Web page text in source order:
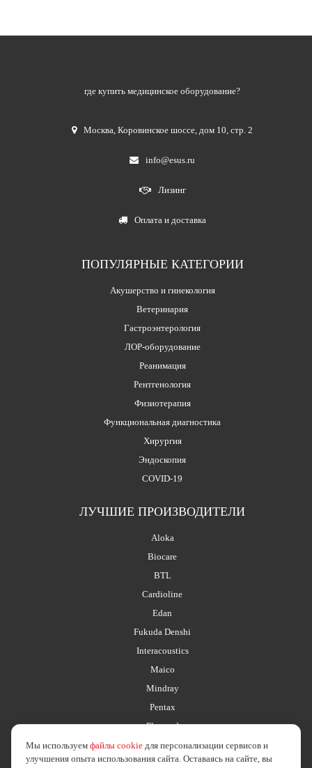
где купить медицинское оборудование?
Москва,Коровинское шоссе, дом 10, стр. 2
info@esus.ru
Лизинг
Оплата и доставка
ПОПУЛЯРНЫЕ КАТЕГОРИИ
Акушерство и гинекология
Ветеринария
Гастроэнтерология
ЛОР-оборудование
Реанимация
Рентгенология
Физиотерапия
Функциональная диагностика
Хирургия
Эндоскопия
COVID-19
ЛУЧШИЕ ПРОИЗВОДИТЕЛИ
Aloka
Biocare
BTL
Cardioline
Edan
Fukuda Denshi
Interacoustics
Maico
Mindray
Pentax
Planmed
Мы используем файлы cookie для персонализации сервисов и
улучшения опыта использования сайта. Оставаясь на сайте, вы